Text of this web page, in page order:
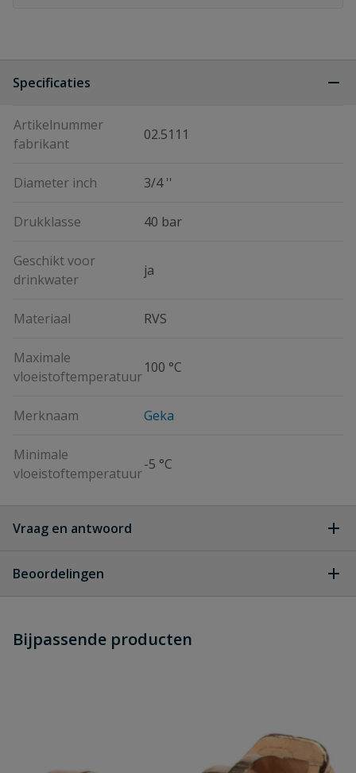
Specificaties
Artikelnummer
fabrikant
02.5111
Diameter inch 3/4 ''
Drukklasse 40 bar
Geschikt voor
drinkwater
ja
Materiaal RVS
Maximale
vloeistoftemperatuur
100 °C
Merknaam Geka
Minimale
vloeistoftemperatuur
-5 °C
Vraag en antwoord
dit product?
Beoordelingen
Schrijf zelf een beoordeling
Bijpassende producten